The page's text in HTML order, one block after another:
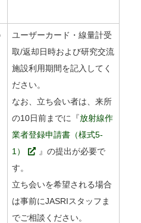
ユーザーカード・線量計受
取/返却日時および研究交流
施設利用期間を記入してく
ださい。
なお、立ち会い者は、来所
の10日前までに『放射線作
業者登録申請書（様式5-
1）
』の提出が必要で
す。
立ち会いを希望される場合
は事前にJASRIスタッフま
でご相談ください。